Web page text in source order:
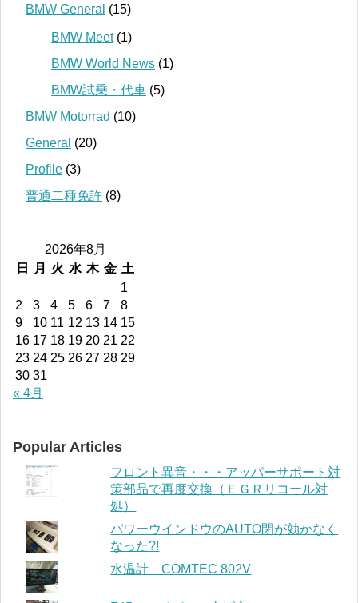
BMW General (15)
BMW Meet(1)
BMW World News (1)
BMW試乗・代車 (5)
BMW Motorrad (10)
General (20)
Profile (3)
普通二種免許 (8)
2026年8月
日
月 火 水 木 金 土
1
2
3 4 5 6 7
8
9
10 11 12 13 14 15
16 17 18 19 20 21 22
23 24 25 26 27 28 29
30 31
« 4月
Popular Articles
フロント異音・・・アッパーサポート対
策部品で再度交換（ＥＧＲリコール対
処）
パワーウインドウのAUTO閉が効かなく
なった?!
水温計 COMTEC 802V